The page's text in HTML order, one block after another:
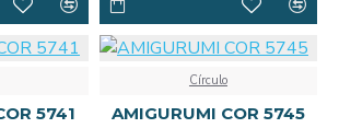
5741
Círculo
AMIGURUMI COR 5745